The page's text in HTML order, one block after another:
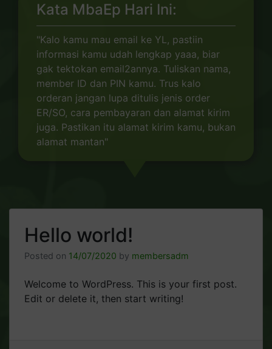
Kata MbaEp Hari Ini:
"Kalo kamu mau email ke YL, pastiin
informasi kamu udah lengkap yaaa, biar
gak tektokan email2annya. Tuliskan nama,
member ID dan PIN kamu. Trus kalo
orderan jangan lupa ditulis jenis order
ER/SO, cara pembayaran dan alamat kirim
juga. Pastikan itu alamat kirim kamu, bukan
alamat mantan"
Hello world!
Posted on 14/07/2020 by membersadm
Welcome to WordPress. This is your first post.
Edit or delete it, then start writing!